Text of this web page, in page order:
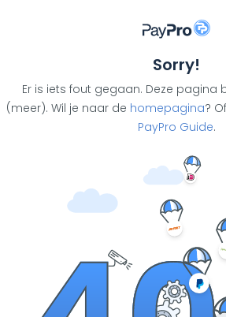
Sorry!
Er is iets fout gegaan. Deze pagina
(meer). Wil je naar de homepagina?
PayPro Guide.